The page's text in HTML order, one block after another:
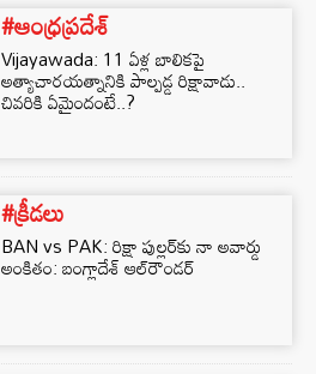
#ఆంధ్రప్రదేశ్
Vijayawada: 11 ఏళ్ల బాలికపై
అత్యాచారయత్నానికి పాల్పడ్డ రిక్షావాడు..
చివరికి ఏమైందంటే..?
#క్రీడలు
BAN vs PAK: రిక్షా పుల్లర్‌కు నా అవార్డు
అంకితం: బంగ్లాదేశ్‌ ఆల్‌రౌండర్